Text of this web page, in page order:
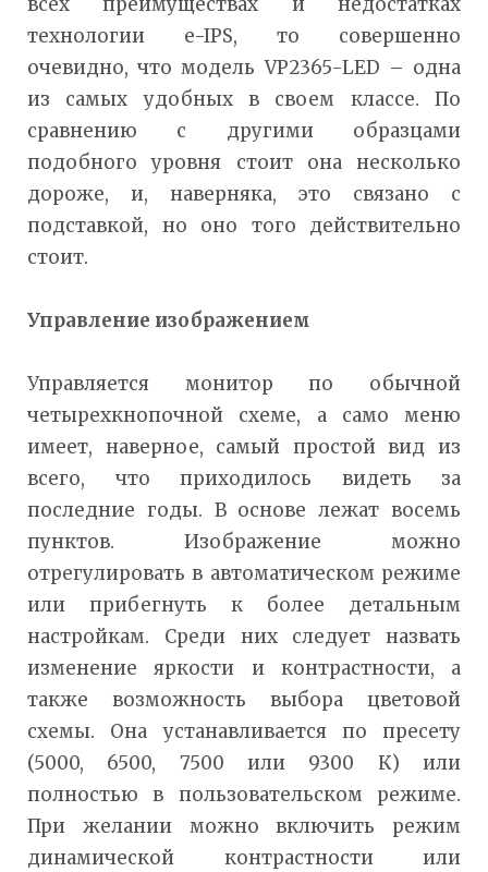
всех преимуществах и недостатках
технологии e-IPS, то совершенно
очевидно, что модель VP2365-LED – одна
из самых удобных в своем классе. По
сравнению с другими образцами
подобного уровня стоит она несколько
дороже, и, наверняка, это связано с
подставкой, но оно того действительно
стоит.
Управление изображением
Управляется монитор по обычной
четырехкнопочной схеме, а само меню
имеет, наверное, самый простой вид из
всего, что приходилось видеть за
последние годы. В основе лежат восемь
пунктов. Изображение можно
отрегулировать в автоматическом режиме
или прибегнуть к более детальным
настройкам. Среди них следует назвать
изменение яркости и контрастности, а
также возможность выбора цветовой
схемы. Она устанавливается по пресету
(5000, 6500, 7500 или 9300 К) или
полностью в пользовательском режиме.
При желании можно включить режим
динамической контрастности или